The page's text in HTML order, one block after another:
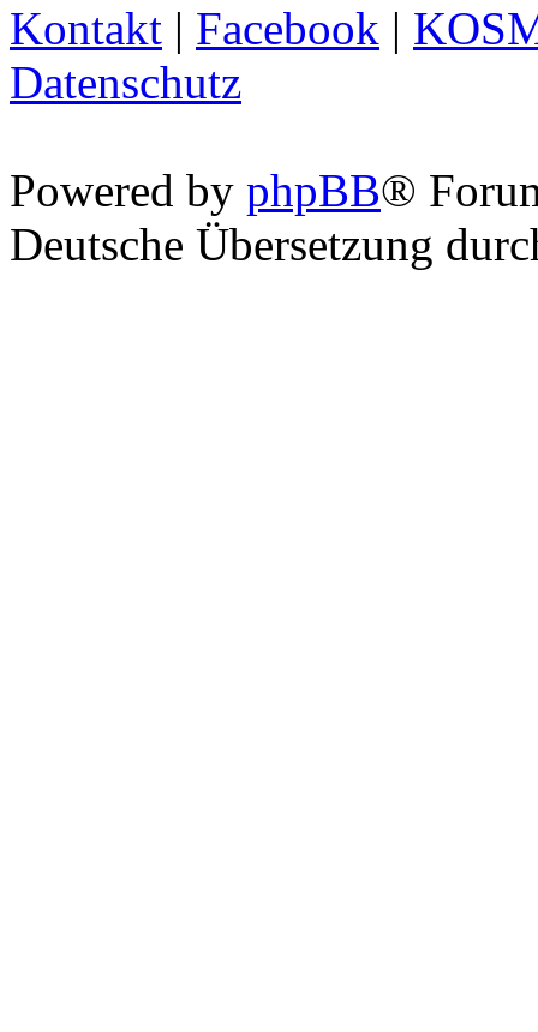
Kontakt | Facebook |
Datenschutz
Powered by phpBB®
Deutsche Übersetzung